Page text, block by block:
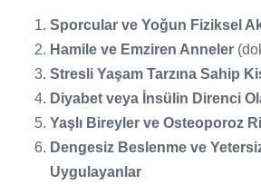
Sporcular ve Yoğun Fiziksel
Hamile ve Emziren Anneler
Stresli Yaşam Tarzına Sahip
Diyabet veya İnsülin Direnci
Yaşlı Bireyler ve Osteoporoz
Dengesiz Beslenme ve
Uygulayanlar